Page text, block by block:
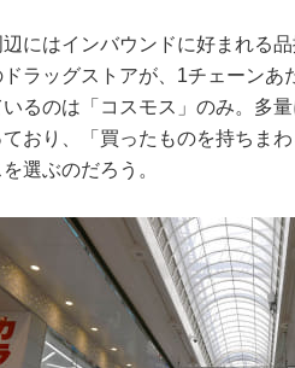
にはインバウンドに好まれる
ドラッグストアが、1チェーンあ
るのは「コスモス」のみ。多
おり、「買ったものを持ちま
選ぶのだろう。